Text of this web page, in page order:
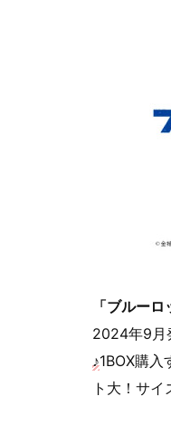
「ブルー
2024年9月
♪1BOX購
ト大！サ